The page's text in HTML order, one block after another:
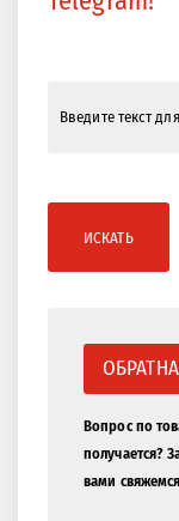
ИСКАТЬ
Вопрос по
получается?
вами